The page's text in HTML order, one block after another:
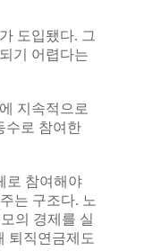
도입됐다. 그
기 어렵다는
지속적으로
수로 참여한
로 참여해야
는 구조다. 노
의 경제를 실
퇴직연금제도